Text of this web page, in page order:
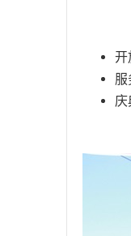
开
服
庆